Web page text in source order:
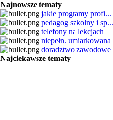
Najnowsze tematy
jakie programy profi...
pedagog szkolny i sp...
telefony na lekcjach
niepełn. umiarkowana
doradztwo zawodowe
Najciekawsze tematy